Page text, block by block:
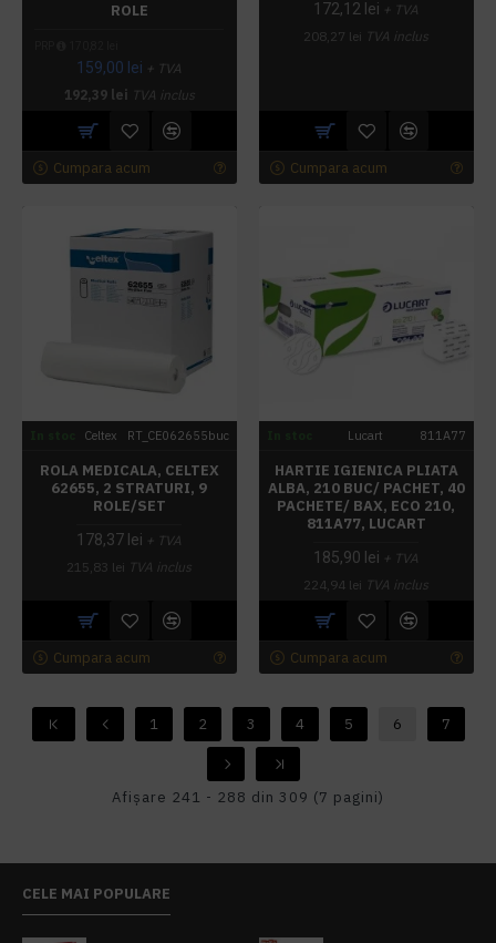
ROLE
159,00 lei + TVA
192,39 lei TVA inclus
Cumpara acum
172,12 lei + TVA
208,27 lei TVA inclus
Cumpara acum
Celtex RT_CE062655buc
ROLA MEDICALA, CELTEX
62655, 2 STRATURI, 9
ROLE/SET
178,37 lei + TVA
215,83 lei TVA inclus
Cumpara acum
Lucart 811A77
HARTIE IGIENICA PLIATA
ALBA, 210 BUC/ PACHET, 40
PACHETE/ BAX, ECO 210,
811A77, LUCART
185,90 lei + TVA
224,94 lei TVA inclus
Cumpara acum
1 2 3 4 5 6 7
Afişare 241 - 288 din 309 (7 pagini)
CELE MAI POPULARE